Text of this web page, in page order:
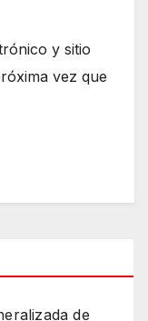
y sitio
vez que
de